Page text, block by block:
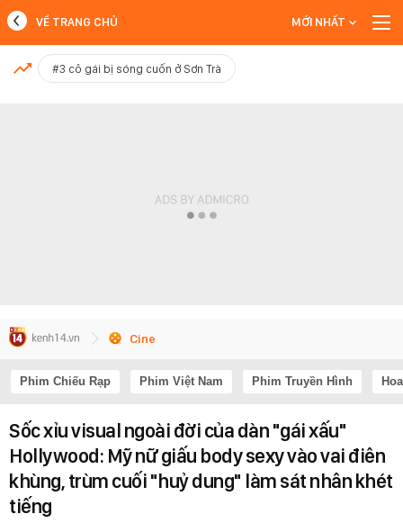
MỚI NHẤT
VỀ TRANG CHỦ MỚI NHẤT
#3 cô gái bị sóng cuốn ở Sơn Trà
Cine
Phim Chiếu Rạp Phim Việt Nam Phim Truyền Hình
Sốc xỉu visual ngoài đời của dàn "gái xấu"
Hollywood: Mỹ nữ giấu body sexy vào vai điên
khùng, trùm cuối "huỷ dung" làm sát nhân khét
tiếng